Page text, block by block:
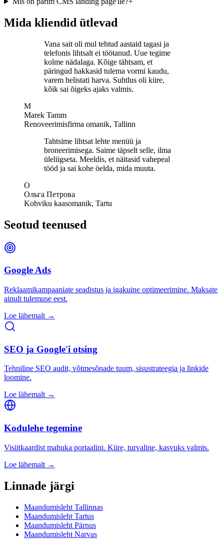
Mida kliendid ütlevad
Vana sait oli mul tehtud aastaid tagasi ja
telefonis lihtsalt ei töötanud. Uue tegime
kolme nädalaga. Kõige tähtsam, et
päringud hakkasid tulema vormi kaudu,
varem helistati harva. Suhtlus oli kiire,
kõik sai õigeks ajaks valmis.
M
Marek Tamm
Renoveerimisfirma omanik, Tallinn
Tahtsime lihtsat lehte menüü ja
broneerimisega. Saime täpselt selle, ilma
üleliigseta. Meeldis, et näitasid vahepeal
tööd ja sai kohe öelda, mida muuta.
О
Ольга Петрова
Kohviku kaasomanik, Tartu
Seotud teenused
Google Ads
Reklaamikampaaniate seadistus ja igakuine optimeerimine. Maksate
ainult tulemuse eest.
Loe lähemalt →
SEO ja Google'i otsing
Tehniline SEO audit, võtmesõnade tuum, sisustrateegia ja linkide
loomine.
Loe lähemalt →
Kodulehe tegemine
Visiitkaardist mahuka portaalini. Kiire, turvaline, kasvuks valmis.
Loe lähemalt →
Linnade järgi
Maandumisleht Tallinnas
Maandumisleht Tartus
Maandumisleht Pärnus
Maandumisleht Narvas